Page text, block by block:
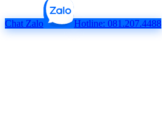
Chat Zalo Hotline: 081.207.4488